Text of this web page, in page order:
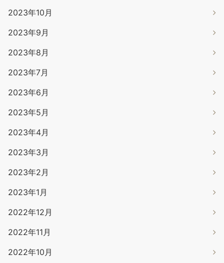
2023年10月
2023年9月
2023年8月
2023年7月
2023年6月
2023年5月
2023年4月
2023年3月
2023年2月
2023年1月
2022年12月
2022年11月
2022年10月